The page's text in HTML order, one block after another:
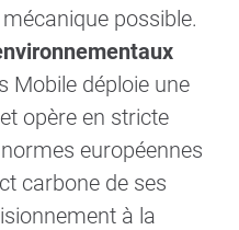
possible.
Mobile déploie une
opère en stricte
européennes
carbone de ses
à la